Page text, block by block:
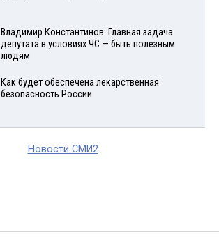
Владимир Константинов: Главная задача
депутата в условиях ЧС — быть полезным
людям
Как будет обеспечена лекарственная
безопасность России
Новости СМИ2